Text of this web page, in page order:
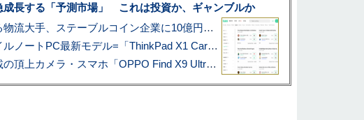
成長する「予測市場」 これは投資か、ギャンブルか
アマゾン配送を支える物流大手、ステーブルコイン企業に10億円投資のワケ
あこがれの旗艦モバイルノートPC最新モデル=「ThinkPad X1 Carbon Gen 14 Aura Edition」実機レビュー
ハッセルブラッド搭載の頂上カメラ・スマホ「OPPO Find X9 Ultra」実写レビュー=プロが本気で徹底撮影しました!!